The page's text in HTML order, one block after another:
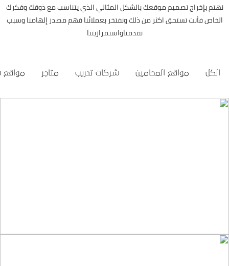
نهتم بإخراج تصميم موقعك بالشكل المثالي الذي يتناسب مع ذوقك وفكرك
الخاص فأنت تستحق اكثر من ذلك ونفتخر بعملائنا فهم مصدر إلهامنا وسبب
تقدمناواستمراريتنا
الكل مواقع المحامين شركات تدريب متاجر مواقع